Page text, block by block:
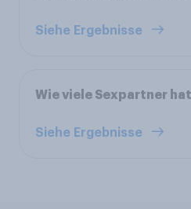
Siehe Ergebnisse
Wie viele Sexpartner
Siehe Ergebnisse